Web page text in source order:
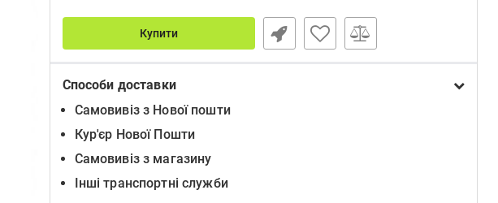
Купити
Способи доставки
Самовивіз з Нової пошти
Кур'єр Нової Пошти
Самовивіз з магазину
Інші транспортні служби